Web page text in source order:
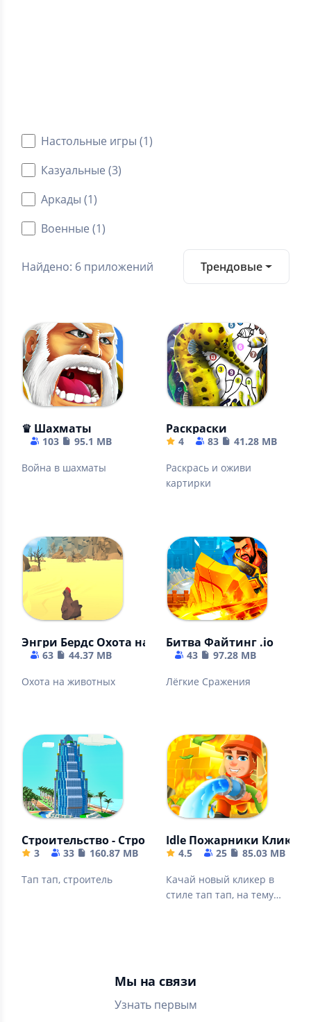
Настольные игры (1)
Казуальные (3)
Аркады (1)
Военные (1)
Найдено: 6 приложений Трендовые
♛ Шахматы
103
95.1 MB
Война в шахматы
Раскраски
4 83
41.28 MB
Раскрась и оживи
картирки
Энгри Бердс Охота на животных
63
44.37 MB
Охота на животных
Битва Файтинг .io
43
97.28 MB
Лёгкие Сражения
Строительство - Строить дом
3 33
160.87 MB
Тап тап, строитель
Idle Пожарники Кликер
4.5 25
85.03 MB
Качай новый кликер в
стиле тап тап, на тему
Мы на связи
Узнать первым